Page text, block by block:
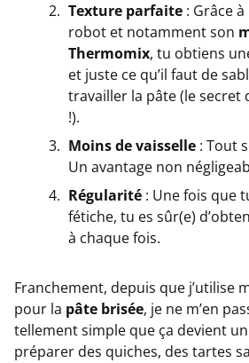
Texture parfaite : Grâce
robot et notamment son
Thermomix, tu obtiens
et juste ce qu’il faut de
travailler la pâte (le secret
!).
Moins de vaisselle : Tout
Un avantage non
Régularité : Une fois que
fétiche, tu es sûr(e)
à chaque fois.
Franchement, depuis que j’utilise
pour la pâte brisée, je ne m’en
tellement simple que ça devient
préparer des quiches, des tartes